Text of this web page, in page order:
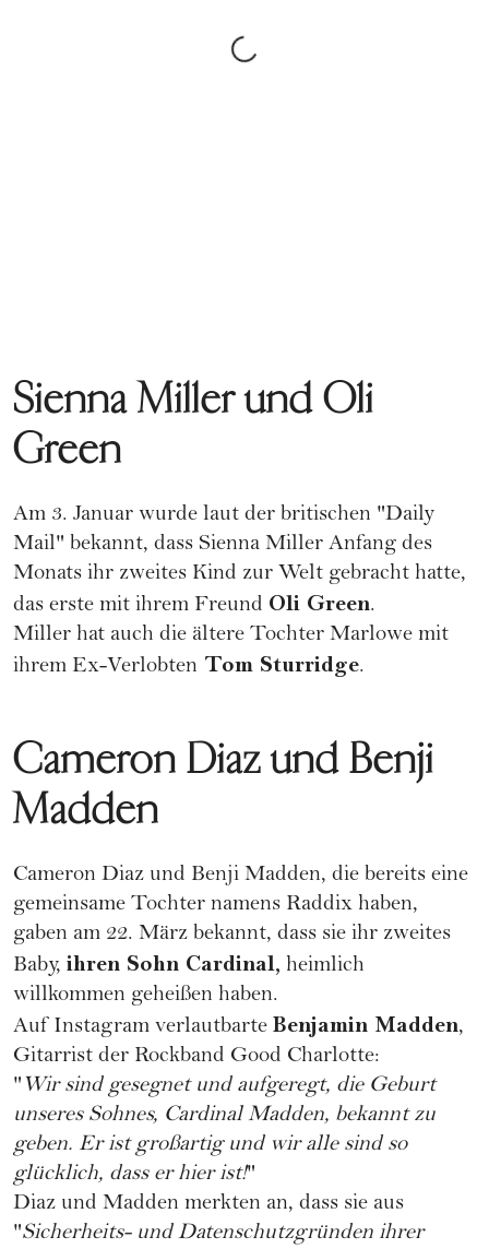
Sienna Miller und Oli
Green
Am 3. Januar wurde laut der britischen "Daily
Mail" bekannt, dass Sienna Miller Anfang des
Monats ihr zweites Kind zur Welt gebracht hatte,
das erste mit ihrem Freund Oli Green.
Miller hat auch die ältere Tochter Marlowe mit
ihrem Ex-Verlobten Tom Sturridge.
Cameron Diaz und Benji
Madden
Cameron Diaz und Benji Madden, die bereits eine
gemeinsame Tochter namens Raddix haben,
gaben am 22. März bekannt, dass sie ihr zweites
Baby, ihren Sohn Cardinal, heimlich
willkommen geheißen haben.
Auf Instagram verlautbarte Benjamin Madden,
Gitarrist der Rockband Good Charlotte:
" Wir sind gesegnet und aufgeregt, die Geburt
unseres Sohnes, Cardinal Madden, bekannt zu
geben. Er ist großartig und wir alle sind so
glücklich, dass er hier ist!"
Diaz und Madden merkten an, dass sie aus
"Sicherheits- und Datenschutzgründen ihrer